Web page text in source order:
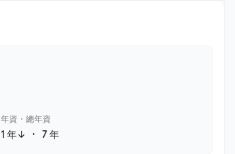
年資・總年資
1 年↓ ・ 7 年